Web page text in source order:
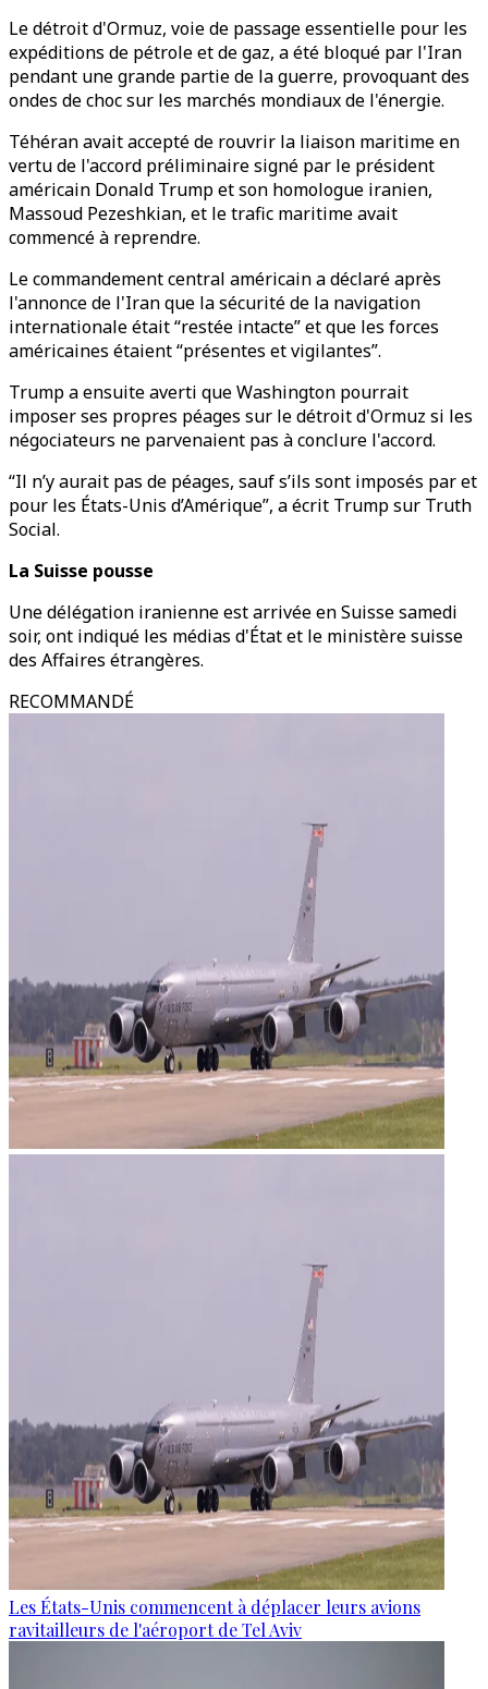
Le détroit d'Ormuz, voie de passage essentielle pour les
expéditions de pétrole et de gaz, a été bloqué par l'Iran
pendant une grande partie de la guerre, provoquant des
ondes de choc sur les marchés mondiaux de l'énergie.
Téhéran avait accepté de rouvrir la liaison maritime en
vertu de l'accord préliminaire signé par le président
américain Donald Trump et son homologue iranien,
Massoud Pezeshkian, et le trafic maritime avait
commencé à reprendre.
Le commandement central américain a déclaré après
l'annonce de l'Iran que la sécurité de la navigation
internationale était “restée intacte” et que les forces
américaines étaient “présentes et vigilantes”.
Trump a ensuite averti que Washington pourrait
imposer ses propres péages sur le détroit d'Ormuz si les
négociateurs ne parvenaient pas à conclure l'accord.
“Il n’y aurait pas de péages, sauf s’ils sont imposés par et
pour les États-Unis d’Amérique”, a écrit Trump sur Truth
Social.
La Suisse pousse
Une délégation iranienne est arrivée en Suisse samedi
soir, ont indiqué les médias d'État et le ministère suisse
des Affaires étrangères.
RECOMMANDÉ
Les États-Unis commencent à déplacer leurs avions
ravitailleurs de l'aéroport de Tel Aviv